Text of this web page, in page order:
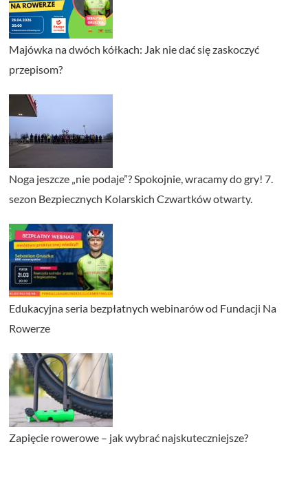
Majówka na dwóch kółkach: Jak nie dać się zaskoczyć
przepisom?
Noga jeszcze „nie podaje”? Spokojnie, wracamy do gry! 7.
sezon Bezpiecznych Kolarskich Czwartków otwarty.
Edukacyjna seria bezpłatnych webinarów od Fundacji Na
Rowerze
Zapięcie rowerowe – jak wybrać najskuteczniejsze?